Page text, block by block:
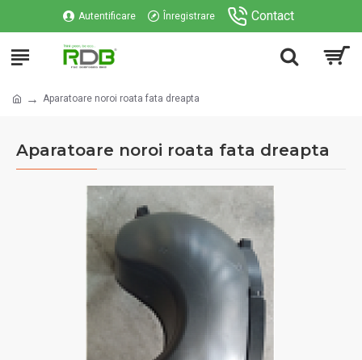
Autentificare Înregistrare Contact
Aparatoare noroi roata fata dreapta
Aparatoare noroi roata fata dreapta